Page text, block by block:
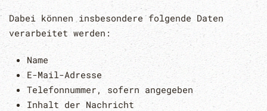
Dabei können insbesondere folgende Daten
verarbeitet werden:
Name
E-Mail-Adresse
Telefonnummer, sofern angegeben
Inhalt der Nachricht